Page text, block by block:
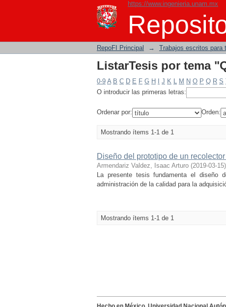
https://www.ingenieria.unam.mx
ListarTesis por tema
RepoFI Principal → Trabajos escritos para
ListarTesis por tema
0-9 A B C D E F G H J K L M N O P Q R S
O introducir las primeras letras:
Ordenar por: Orden:
Mostrando ítems 1-1 de 1
Diseño del prototipo de un
Armendariz Valdez, Isaac Arturo (2019-03-15)
La presente tesis fundamenta el diseño
administración de la calidad para la
Mostrando ítems 1-1 de 1